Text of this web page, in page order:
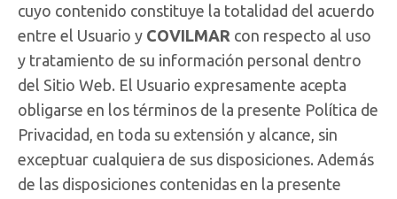
cuyo contenido constituye la totalidad del acuerdo
entre el Usuario y COVILMAR con respecto al uso
y tratamiento de su información personal dentro
del Sitio Web. El Usuario expresamente acepta
obligarse en los términos de la presente Política de
Privacidad, en toda su extensión y alcance, sin
exceptuar cualquiera de sus disposiciones. Además
de las disposiciones contenidas en la presente